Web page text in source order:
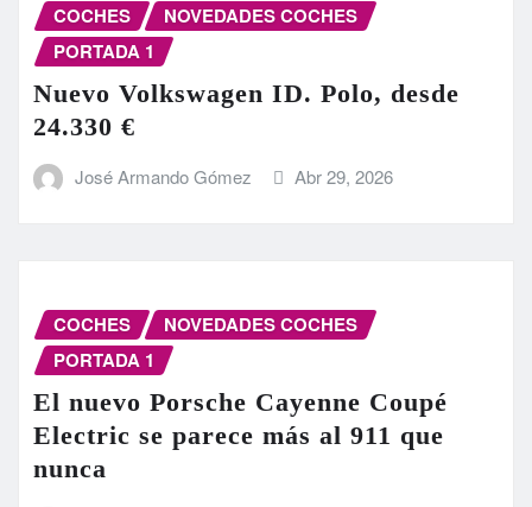
COCHES
NOVEDADES COCHES
PORTADA 1
Nuevo Volkswagen ID. Polo, desde
24.330 €
José Armando Gómez Abr 29, 2026
COCHES
NOVEDADES COCHES
PORTADA 1
El nuevo Porsche Cayenne Coupé
Electric se parece más al 911 que
nunca